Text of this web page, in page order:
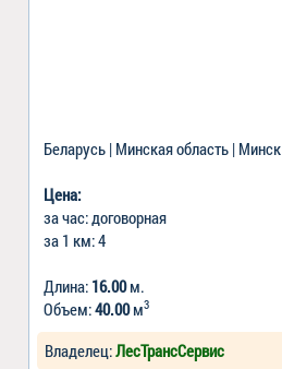
Беларусь | Минская область | Минск
Цена:
за час: договорная
за 1 км: 4
Длина: 16.00м.
Объем:40.00м3
Владелец:ЛесТрансСервис